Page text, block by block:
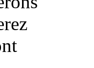
rez